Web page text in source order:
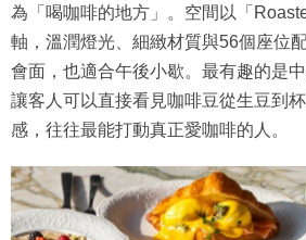
為「喝咖啡的地方」。空間以「
軸，溫潤燈光、細緻材質與56個座位
會面，也適合午後小歇。最有趣的是
讓客人可以直接看見咖啡豆從生豆到
感，往往最能打動真正愛咖啡的人。